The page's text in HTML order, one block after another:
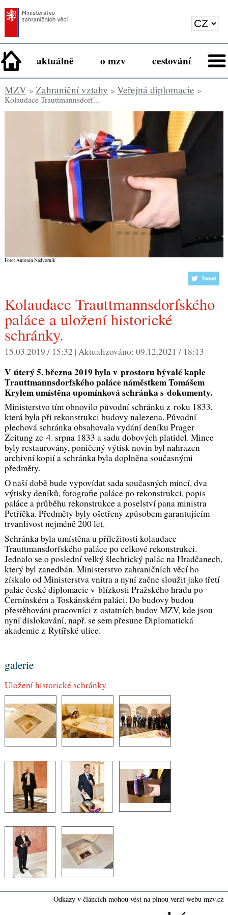
aktuálně o mzv cestování
MZV> Zahraniční vztahy > Veřejná diplomacie >
Kolaudace Trauttmannsdorf...
Foto: Antonín Nádvorník
Kolaudace Trauttmannsdorfského
paláce a uložení historické
schránky.
15.03.2019 / 15:32 |Aktualizováno: 09.12.2021 / 18:13
V úterý 5. března 2019 byla v prostoru bývalé kaple
Trauttmannsdorfského paláce náměstkem Tomášem
Krylem umístěna upomínková schránka s dokumenty.
Ministerstvo tím obnovilo původní schránku z roku 1833,
která byla při rekonstrukci budovy nalezena. Původní
plechová schránka obsahovala vydání deníku Prager
Zeitung ze 4. srpna 1833 a sadu dobových platidel. Mince
byly restaurovány, poničený výtisk novin byl nahrazen
archivní kopií a schránka byla doplněna současnými
předměty.
O naší době bude vypovídat sada současných mincí, dva
výtisky deníků, fotografie paláce po rekonstrukci, popis
paláce a průběhu rekonstrukce a poselství pana ministra
Petříčka. Předměty byly ošetřeny způsobem garantujícím
trvanlivost nejméně 200 let.
Schránka byla umístěna u příležitosti kolaudace
Trauttmansdorfského paláce po celkové rekonstrukci.
Jednalo se o poslední velký šlechtický palác na Hradčanech,
který byl zanedbán. Ministerstvo zahraničních věcí ho
získalo od Ministerstva vnitra a nyní začne sloužit jako třetí
palác české diplomacie v blízkosti Pražského hradu po
Černínském a Toskánském paláci. Do budovy budou
přestěhováni pracovníci z ostatních budov MZV, kde jsou
nyní dislokování, např. se sem přesune Diplomatická
akademie z Rytířské ulice.
galerie
Uložení historické schránky
Odkazy v článcích mohou vést na plnou verzi webu mzv.cz